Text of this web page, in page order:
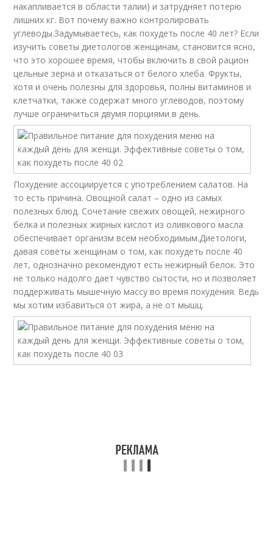
накапливается в области талии) и затрудняет потерю
лишних кг. Вот почему важно контролировать
углеводы.Задумываетесь, как похудеть после 40 лет? Если
изучить советы диетологов женщинам, становится ясно,
что это хорошее время, чтобы включить в свой рацион
цельные зерна и отказаться от белого хлеба. Фрукты,
хотя и очень полезны для здоровья, полны витаминов и
клетчатки, также содержат много углеводов, поэтому
лучше ограничиться двумя порциями в день.
Похудение ассоциируется с употреблением салатов. На
то есть причина. Овощной салат – одно из самых
полезных блюд. Сочетание свежих овощей, нежирного
белка и полезных жирных кислот из оливкового масла
обеспечивает организм всем необходимым.Диетологи,
давая советы женщинам о том, как похудеть после 40
лет, однозначно рекомендуют есть нежирный белок. Это
не только надолго дает чувство сытости, но и позволяет
поддерживать мышечную массу во время похудения. Ведь
мы хотим избавиться от жира, а не от мышц.